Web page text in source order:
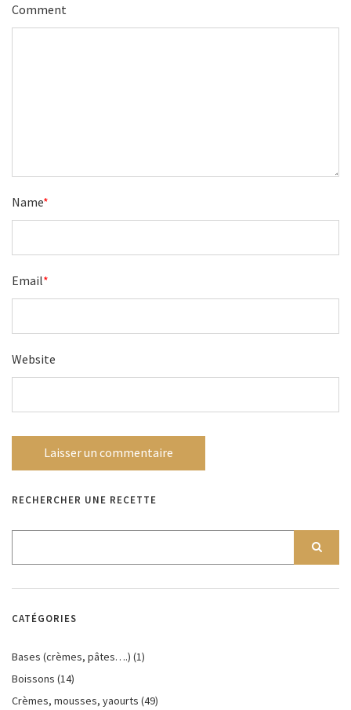
Comment
Name*
Email*
Website
RECHERCHER UNE RECETTE
CATÉGORIES
Bases (crèmes, pâtes….) (1)
Boissons (14)
Crèmes, mousses, yaourts (49)